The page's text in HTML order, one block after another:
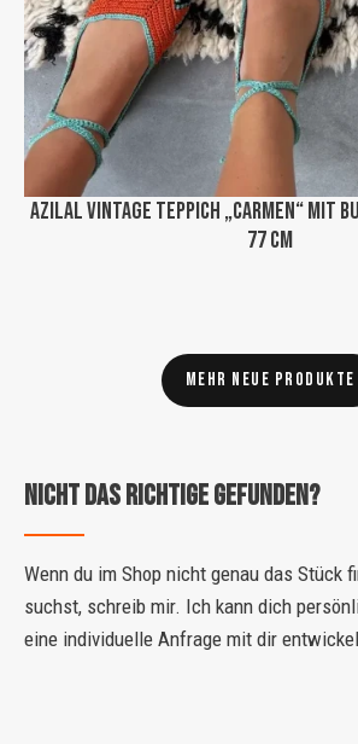
Azilal Vintage Teppich „Carmen“ mit
77 cm
Mehr neue Produkte
Nicht das Richtige gefunden?
Wenn du im Shop nicht genau das Stück
suchst, schreib mir. Ich kann dich
eine individuelle Anfrage mit dir